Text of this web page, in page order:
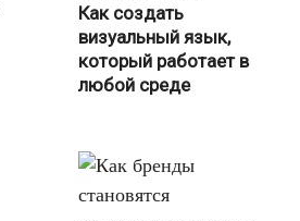
Как создать
визуальный язык,
который работает в
любой среде